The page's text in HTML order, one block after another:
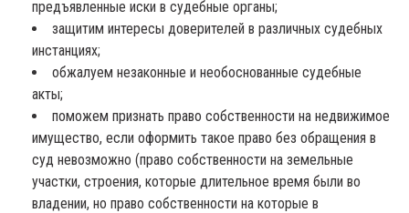
предъявленные иски в судебные органы;
защитим интересы доверителей в различных судебных
инстанциях;
обжалуем незаконные и необоснованные судебные
акты;
поможем признать право собственности на недвижимое
имущество, если оформить такое право без обращения в
суд невозможно (право собственности на земельные
участки, строения, которые длительное время были во
владении, но право собственности на которые в